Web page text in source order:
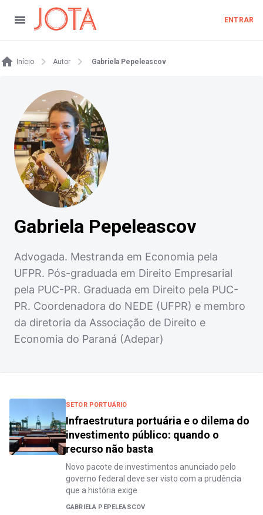
ENTRAR
Início Autor Gabriela Pepeleascov
Gabriela Pepeleascov
Advogada. Mestranda em Economia pela
UFPR. Pós-graduada em Direito Empresarial
pela PUC-PR. Graduada em Direito pela PUC-
PR. Coordenadora do NEDE (UFPR) e membro
da diretoria da Associação de Direito e
Economia do Paraná (Adepar)
SETOR PORTUÁRIO
Infraestrutura portuária e o dilema do
investimento público: quando o
recurso não basta
Novo pacote de investimentos anunciado pelo
governo federal deve ser visto com a prudência
que a história exige
GABRIELA PEPELEASCOV